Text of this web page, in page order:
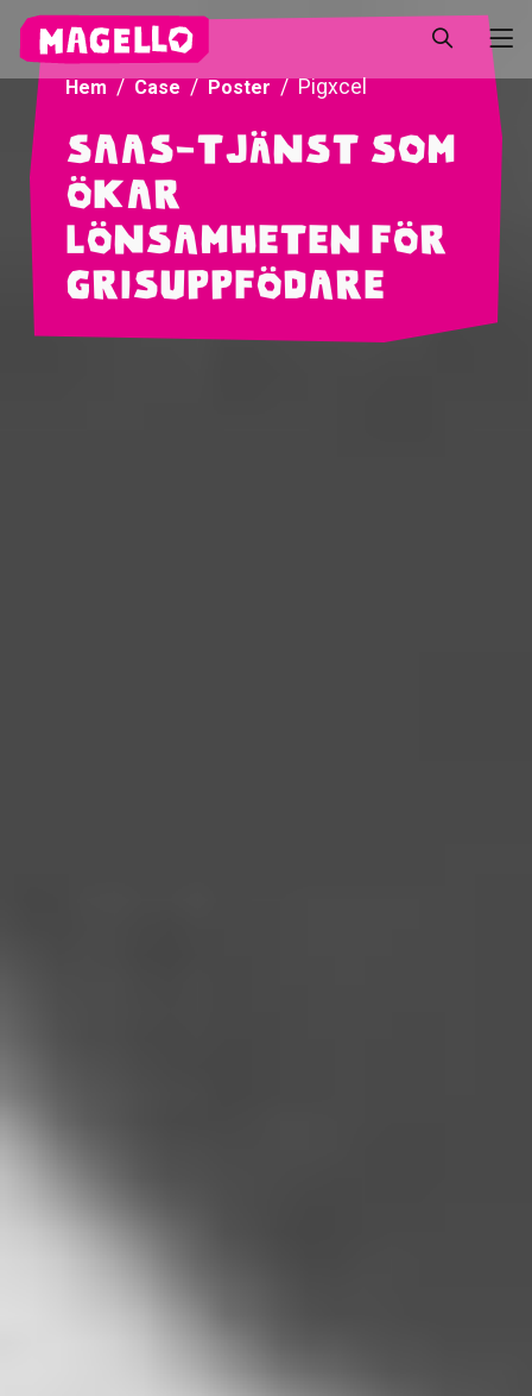
Hem Case Poster Pigxcel
SaaS-tjänst som
ökar
lönsamheten för
grisuppfödare